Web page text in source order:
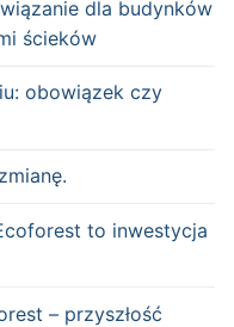
dla budynków
ścieków
obowiązek czy
to inwestycja
– przyszłość